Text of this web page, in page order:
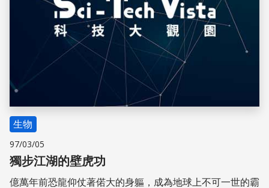
生物
97/03/05
獨步江湖的壁虎功
億萬年前恐龍仰仗著偌大的身軀，成為地球上不可一世的霸